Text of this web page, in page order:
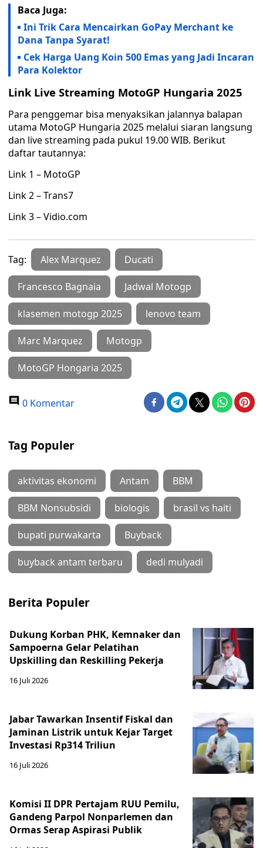
Baca Juga:
Ini Trik Cara Mencairkan GoPay Merchant ke
Dana Tanpa Syarat!
Cek Harga Uang Koin 500 Emas yang Jadi Incaran
Para Kolektor
Link Live Streaming MotoGP Hungaria 2025
Para penggemar bisa menyaksikan jalannya balapan
utama MotoGP Hungaria 2025 melalui siaran langsung
dan live streaming pada pukul 19.00 WIB. Berikut
daftar tautannya:
Link 1 – MotoGP
Link 2 – Trans7
Link 3 – Vidio.com
Tag: Alex Marquez Ducati
Francesco Bagnaia Jadwal Motogp
klasemen motogp 2025 lenovo team
Marc Marquez Motogp
MotoGP Hongaria 2025
0 Komentar
Tag Populer
aktivitas ekonomi Antam BBM
BBM Nonsubsidi biologis brasil vs haiti
bupati purwakarta Buyback
buyback antam terbaru dedi mulyadi
Berita Populer
Dukung Korban PHK, Kemnaker dan
Sampoerna Gelar Pelatihan
Upskilling dan Reskilling Pekerja
16 Juli 2026
Jabar Tawarkan Insentif Fiskal dan
Jaminan Listrik untuk Kejar Target
Investasi Rp314 Triliun
16 Juli 2026
Komisi II DPR Pertajam RUU Pemilu,
Gandeng Parpol Nonparlemen dan
Ormas Serap Aspirasi Publik